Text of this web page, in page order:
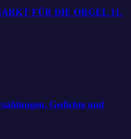
FÜR DIE ORGEL 11.
Gedichte und